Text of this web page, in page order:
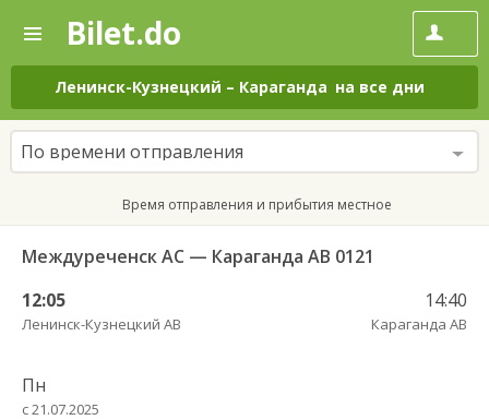
—
Поиск
и
покупка
билетов
на
автобус
онлайн
Bilet.do
Ленинск-Кузнецкий – Караганда на все дни
По времени отправления
Время отправления и прибытия местное
Междуреченск АС — Караганда АВ 0121
12:05
Ленинск-Кузнецкий АВ
14:40
Караганда АВ
Пн
с 21.07.2025